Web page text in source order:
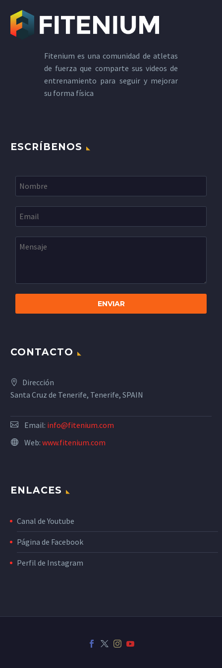
Fitenium es una comunidad de atletas
de fuerza que comparte sus videos de
entrenamiento para seguir y mejorar
su forma física
ESCRÍBENOS
CONTACTO
Dirección
Santa Cruz de Tenerife, Tenerife, SPAIN
Email: info@fitenium.com
Web: www.fitenium.com
ENLACES
Canal de Youtube
Página de Facebook
Perfil de Instagram